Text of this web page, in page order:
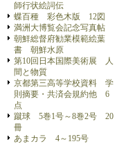
師行状絵詞伝
蝶百種 彩色木版 12図
満洲大博覧会記念写真帖
朝鮮総督府勧業模範絵葉
書 朝鮮水原
第10回日本国際美術展 人
間と物質
京都第三高等学校資料 学
則摘要・共済会規約他 6
点
蹴球 5巻1号～8巻2号 20
冊
あまカラ 4～195号